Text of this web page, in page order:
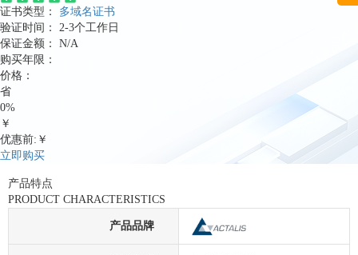
证书类型：
多域名证书
验证时间：
2-3个工作日
保证金额：
N/A
购买年限：
价格：
省
0%
￥
优惠前:￥
立即购买
产品特点
PRODUCT CHARACTERISTICS
产品品牌